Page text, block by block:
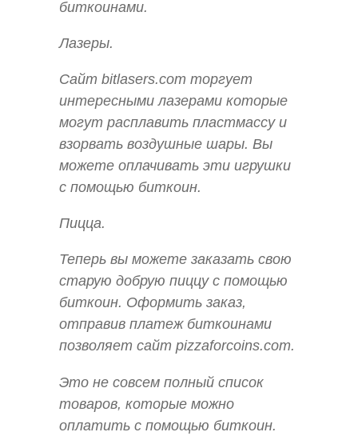
биткоинами.
Лазеры.
Сайт bitlasers.com торгует
интересными лазерами которые
могут расплавить пластмассу и
взорвать воздушные шары. Вы
можете оплачивать эти игрушки
с помощью биткоин.
Пицца.
Теперь вы можете заказать свою
старую добрую пиццу с помощью
биткоин. Оформить заказ,
отправив платеж биткоинами
позволяет сайт pizzaforcoins.com.
Это не совсем полный список
товаров, которые можно
оплатить с помощью биткоин.